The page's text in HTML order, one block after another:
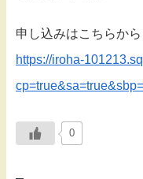
申し込みはこちらから
https://iroha-
0